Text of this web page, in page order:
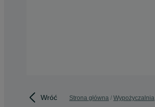
Wróć Strona główna Wypożyczalnia